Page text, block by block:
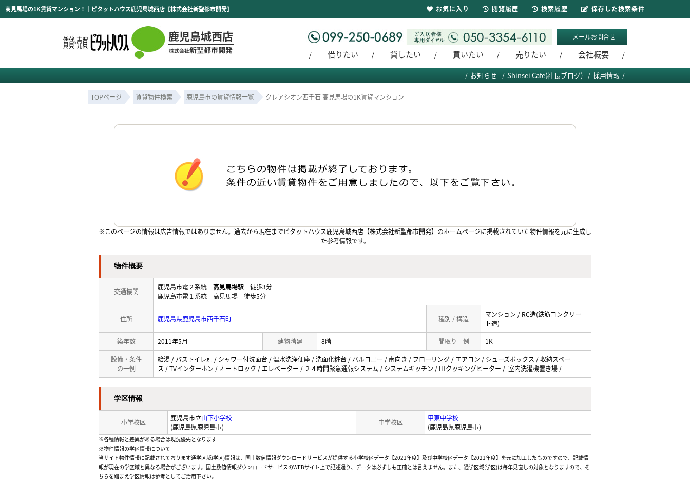
高見馬場の1K賃貸マンション！｜ピタットハウス鹿児島城西店【株式会社新聖都市開発】
メールお問合せ
借りたい 貸したい 買いたい 売りたい 会社概要
採用情報
Shinsei Cafe(社長ブログ)
お知らせ
TOPページ 賃貸物件検索 鹿児島市の賃貸情報一覧 クレアシオン西千石 高見馬場の1K賃貸マンション
※このページの情報は広告情報ではありません。過去から現在までピタットハウス鹿児島城西店【株式会社新聖都市開発】のホームぺージに掲載されていた物件情報を元に生成し
た参考情報です。
物件概要
交通機関
鹿児島市電２系統 高見馬場駅 徒歩3分
鹿児島市電１系統 高見馬場 徒歩5分
住所 鹿児島県鹿児島市西千石町 種別 / 構造
マンション / RC造(鉄筋コンクリー
ト造)
築年数 2011年5月 建物階建 8階 間取り一例 1K
設備・条件
の一例
給湯 / バストイレ別 / シャワー付洗面台 / 温水洗浄便座 / 洗面化粧台 / バルコニー / 南向き / フローリング / エアコン / シューズボックス / 収納スペー
ス / TVインターホン / オートロック / エレベーター / ２４時間緊急通報システム / システムキッチン / IHクッキングヒーター / 室内洗濯機置き場 /
学区情報
小学校区
鹿児島市立山下小学校
(鹿児島県鹿児島市)
中学校区
甲東中学校
(鹿児島県鹿児島市)
※各種情報と差異がある場合は現況優先となります
※物件情報の学区情報について
当サイト物件情報に記載されております通学区域(学区)情報は、国土数値情報ダウンロードサービスが提供する小学校区データ【2021年度】及び中学校区データ【2021年度】を元に加工したものですので、記載情
報が現在の学区域と異なる場合がございます。国土数値情報ダウンロードサービスのWEBサイト上で記述通り、データは必ずしも正確とは言えません。また、通学区域(学区)は毎年見直しの対象となりますので、そ
ちらを踏まえ学区情報は参考としてご活用下さい。
お気に入り 閲覧履歴 検索履歴 保存した検索条件